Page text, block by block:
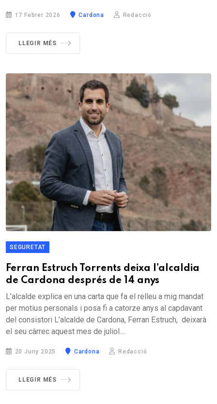
17 Febrer 2026 Cardona Redacció
LLEGIR MÉS
SEGURETAT
Ferran Estruch Torrents deixa l’alcaldia
de Cardona després de 14 anys
L’alcalde explica en una carta que fa el relleu a mig mandat
per motius personals i posa fi a catorze anys al capdavant
del consistori L’alcalde de Cardona, Ferran Estruch, deixarà
el seu càrrec aquest mes de juliol....
20 Juny 2025 Cardona Redacció
LLEGIR MÉS